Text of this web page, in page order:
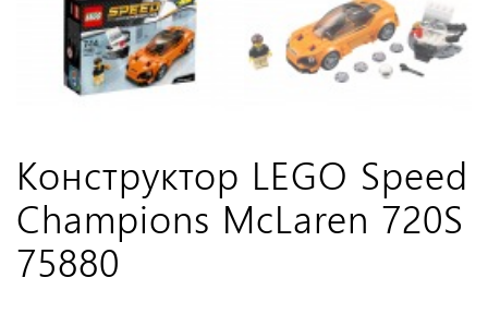
Конструктор LEGO Speed
Champions McLaren 720S
75880